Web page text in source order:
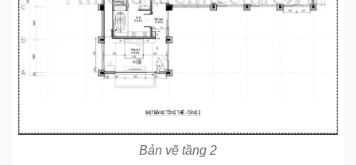
Bản vẽ tầng 2